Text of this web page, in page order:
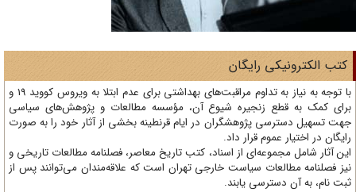
الکترونیکی رایگان
با توجه به نیاز به تداوم مراقبت‌های بهداشتی برای عدم ابتلا به ویروس کووید 19 و
کمک به قطع زنجیره شیوع آن، مؤسسه مطالعات و پژوهش‌های سیاسی
تسهیل دسترسی پژوهشگران در ایام قرنطینه بخشی از آثار خود را به صورت
در اختیار عموم قرار داد.
آثار شامل مجموعه‌ای از اسناد، کتب تاریخ معاصر، فصلنامه‌ مطالعات تاریخی و
فصلنامه مطالعات سیاست خارجی تهران است که علاقه‌مندان می‌توانند پس از
نام، به آن دسترسی یابند.